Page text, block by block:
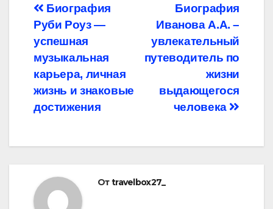
Навигация
по
записям
Биография
Иванова А.А. –
увлекательный
путеводитель по
жизни
выдающегося
человека
Биография
Руби Роуз —
успешная
музыкальная
карьера, личная
жизнь и знаковые
достижения
Отtravelbox27_